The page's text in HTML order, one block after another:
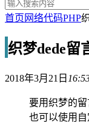
首页 网络代码PHP
织梦dede留
2018年3月21日
要用织梦的留
也可以使用自